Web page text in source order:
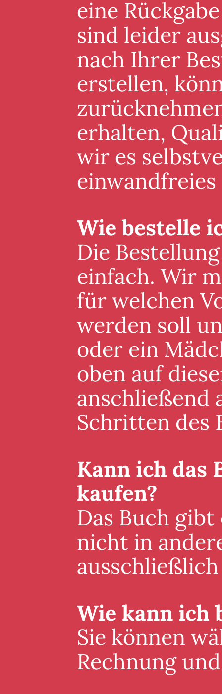
eine
sind leider
nach Ihrer
erstellen,
erhalten,
wir es
Wie bestelle
Die
einfach. Wir
für welchen
werden soll
oder ein
oben auf
anschließend
Schritten des
Kann ich das
kaufen?
Das Buch
nicht in
Wie kann ich
Sie können
Rechnung